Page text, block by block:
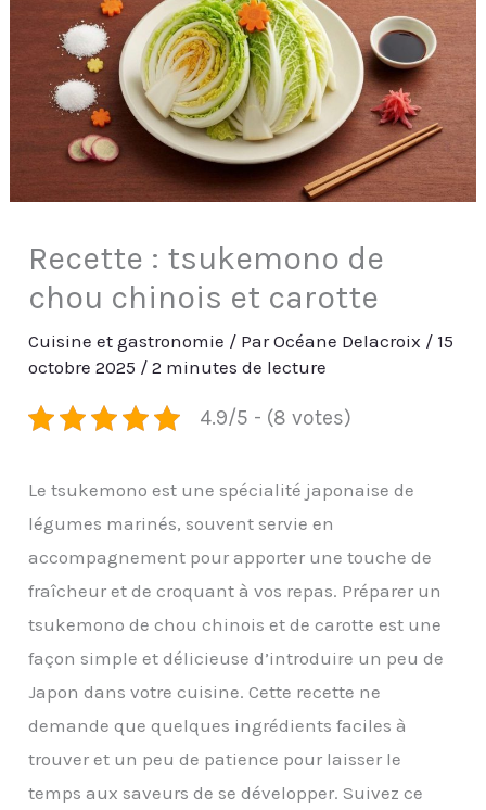
Recette : tsukemono de
chou chinois et carotte
Cuisine et gastronomie / ParOcéane Delacroix / 15
octobre 2025 /2 minutes de lecture
4.9/5 - (8 votes)
Le tsukemono est une spécialité japonaise de
légumes marinés, souvent servie en
accompagnement pour apporter une touche de
fraîcheur et de croquant à vos repas. Préparer un
tsukemono de chou chinois et de carotte est une
façon simple et délicieuse d’introduire un peu de
Japon dans votre cuisine. Cette recette ne
demande que quelques ingrédients faciles à
trouver et un peu de patience pour laisser le
temps aux saveurs de se développer. Suivez ce